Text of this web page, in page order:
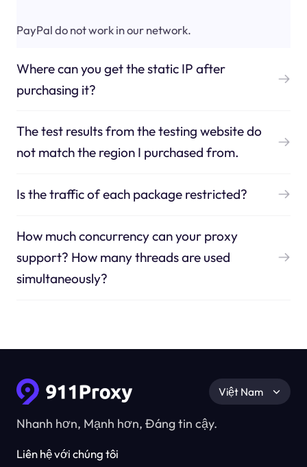
PayPal do not work in our network.
Where can you get the static IP after
purchasing it?
The test results from the testing website do
not match the region I purchased from.
Is the traffic of each package restricted?
How much concurrency can your proxy
support? How many threads are used
simultaneously?
Nhanh hơn, Mạnh hơn, Đáng tin cậy.
Liên hệ với chúng tôi
Việt Nam